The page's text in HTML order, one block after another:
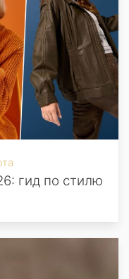
гид по стилю